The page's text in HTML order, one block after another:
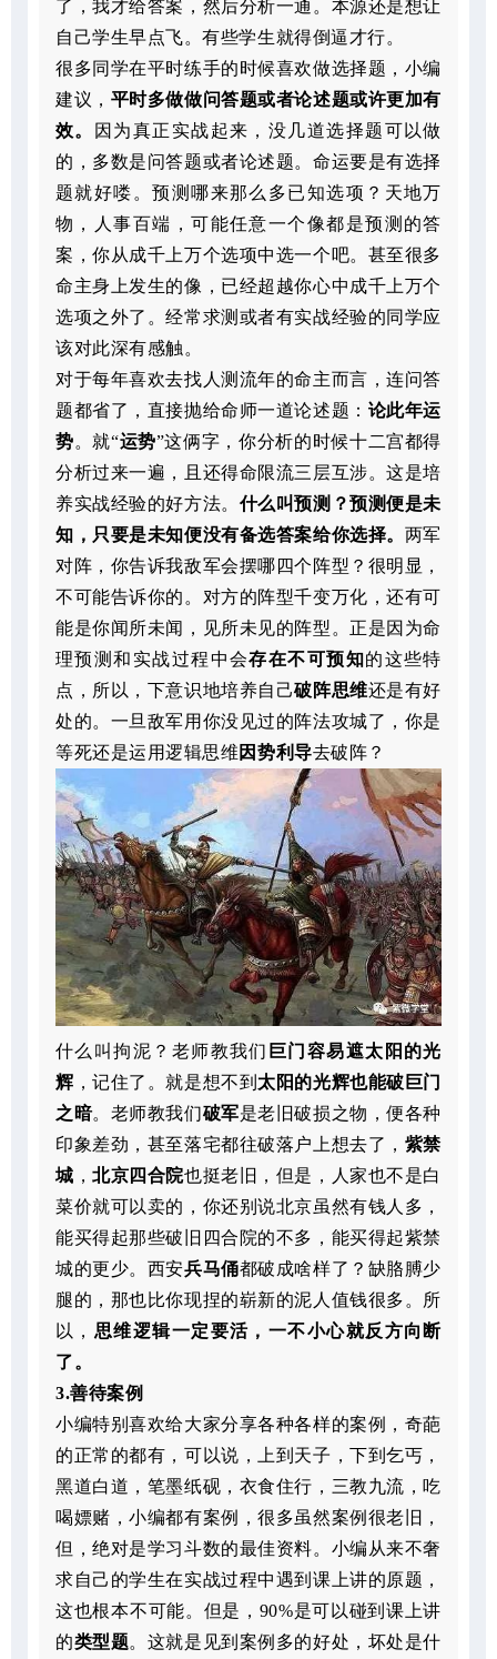
了，我才给答案，然后分析一通。本源还是想让
自己学生早点飞。有些学生就得倒逼才行。
很多同学在平时练手的时候喜欢做选择题，小编
建议， 平时多做做问答题或者论述题或许更加有
效。
因为真正实战起来，没几道选择题可以做
的，多数是问答题或者论述题。命运要是有选择
题就好喽。预测哪来那么多已知选项？天地万
物，人事百端，可能任意一个像都是预测的答
案，你从成千上万个选项中选一个吧。甚至很多
命主身上发生的像，已经超越你心中成千上万个
选项之外了。经常求测或者有实战经验的同学应
该对此深有感触。
对于每年喜欢去找人测流年的命主而言，连问答
题都省了，直接抛给命师一道论述题： 论此年运
势。就“运势”这俩字，你分析的时候十二宫都得
分析过来一遍，且还得命限流三层互涉。这是培
养实战经验的好方法。 什么叫预测？预测便是未
知，只要是未知便没有备选答案给你选择。 两军
对阵，你告诉我敌军会摆哪四个阵型？很明显，
不可能告诉你的。对方的阵型千变万化，还有可
能是你闻所未闻，见所未见的阵型。正是因为命
理预测和实战过程中会存在不可预知的这些特
点，所以，下意识地培养自己破阵思维还是有好
处的。一旦敌军用你没见过的阵法攻城了，你是
等死还是运用逻辑思维 因势利导去破阵？
什么叫拘泥？老师教我们 巨门容易遮太阳的光
辉 ，记住了。就是想不到 太阳的光辉也能破巨门
之暗。老师教我们破军是老旧破损之物，便各种
印象差劲，甚至落宅都往破落户上想去了， 紫禁
城 ，北京四合院也挺老旧，但是，人家也不是白
菜价就可以卖的，你还别说北京虽然有钱人多，
能买得起那些破旧四合院的不多，能买得起紫禁
城的更少。西安兵马俑都破成啥样了？缺胳膊少
腿的，那也比你现捏的崭新的泥人值钱很多。所
以， 思维逻辑一定要活，一不小心就反方向断
了。
3.善待案例
小编特别喜欢给大家分享各种各样的案例，奇葩
的正常的都有，可以说，上到天子，下到乞丐，
黑道白道，笔墨纸砚，衣食住行，三教九流，吃
喝嫖赌，小编都有案例，很多虽然案例很老旧，
但，绝对是学习斗数的最佳资料。小编从来不奢
求自己的学生在实战过程中遇到课上讲的原题，
这也根本不可能。但是，90%是可以碰到课上讲
的类型题。这就是见到案例多的好处，坏处是什